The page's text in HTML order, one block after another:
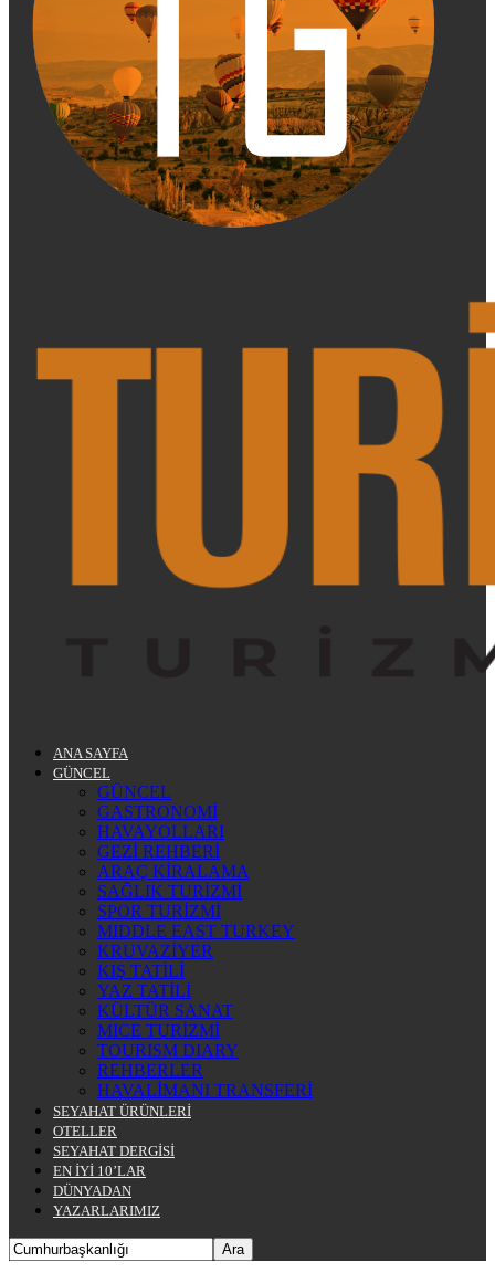
ANA SAYFA
GÜNCEL
GÜNCEL
GASTRONOMİ
HAVAYOLLARI
GEZİ REHBERİ
ARAÇ KİRALAMA
SAĞLIK TURİZMİ
SPOR TURİZMİ
MIDDLE EAST TURKEY
KRUVAZİYER
KIŞ TATİLİ
YAZ TATİLİ
KÜLTÜR SANAT
MICE TURİZMİ
TOURISM DIARY
REHBERLER
HAVALİMANI TRANSFERİ
SEYAHAT ÜRÜNLERİ
OTELLER
SEYAHAT DERGİSİ
EN İYİ 10’LAR
DÜNYADAN
YAZARLARIMIZ